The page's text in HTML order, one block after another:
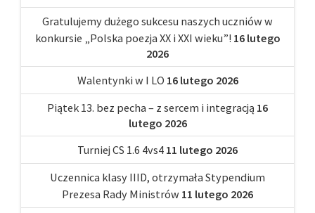
Gratulujemy dużego sukcesu naszych uczniów w
konkursie „Polska poezja XX i XXI wieku”! 16 lutego
2026
Walentynki w I LO 16 lutego 2026
Piątek 13. bez pecha – z sercem i integracją 16
lutego 2026
Turniej CS 1.6 4vs4 11 lutego 2026
Uczennica klasy IIID, otrzymała Stypendium
Prezesa Rady Ministrów 11 lutego 2026